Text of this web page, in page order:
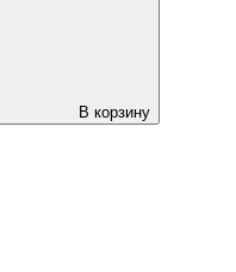
В корзину